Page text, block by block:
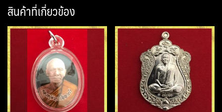
สินค้าที่เกี่ยวข้อง